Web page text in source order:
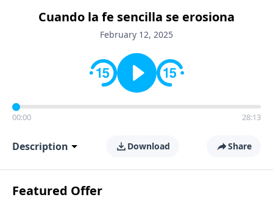
Cuando la fe sencilla se erosiona
February 12, 2025
00:00 28:13
Description Download Share
Featured Offer